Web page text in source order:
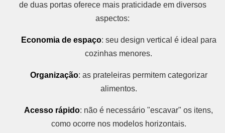
de duas portas oferece mais praticidade em diversos
aspectos:
Economia de espaço: seu design vertical é ideal para
cozinhas menores.
Organização: as prateleiras permitem categorizar
alimentos.
Acesso rápido: não é necessário "escavar" os itens,
como ocorre nos modelos horizontais.